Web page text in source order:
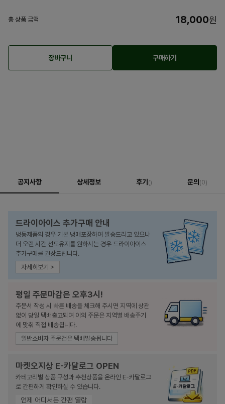
총 상품 금액 18,000원
장바구니 구매하기
공지사항 상세정보 후기 () 문의 (0)
드라이아이스 추가구매 안내
냉동제품의 경우 기본 냉매포장하여 발송드리고 있으나
더 오랜 시간 선도유지를 원하시는 경우 드라이아이스
추가구매를 권장드립니다.
자세히보기 >
평일 주문마감은 오후3시!
주문서 작성 시 빠른 배송을 체크해 주시면 지역에 상관
없이 당일 택배출고되며 이외 주문은 지역별 배송주기
에 맞춰 직접 배송됩니다.
일반소비자 주문건은 택배발송됩니다
마켓오지상 E-카달로그 OPEN
카테고리별 상품 구성과 추천상품을 온라인 E-카달로그
로 간편하게 확인하실 수 있습니다.
언제 어디서든 간편 열람